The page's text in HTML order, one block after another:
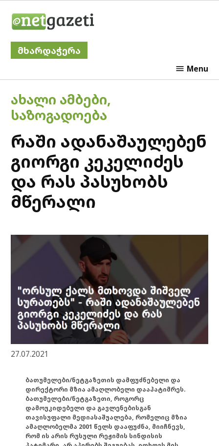
მხარდაჭერა
Menu
POSTED
IN
ᲐᲮᲐᲚᲘ ᲐᲛᲑᲔᲑᲘ,
ᲡᲐᲖᲝᲒᲐᲓᲝᲔᲑᲐ
რაში ადანაშაულებენ
გიორგი კეკელიძეს
და რას პასუხობს
მწერალი
27.07.2021
ბათუმელები/ნეტგაზეთის დამფუძნებელი და
დირექტორი მზია ამაღლობელი დააპატიმრეს.
ბათუმელები/ნეტგაზეთი, როგორც
დამოუკიდებელი და გავლენებისგან
თავისუფალი მედიასაშუალება, რომელიც მზია
ამაღლობელმა 2001 წელს დააფუძნა, მიიჩნევს,
რომ ის არის რუსული რეჟიმის სინდისის